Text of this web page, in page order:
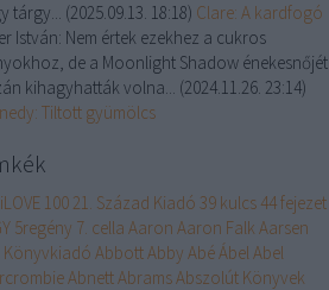
tárgy... (2025.09.13. 18:18) Clare: A kardfogó
István: Nem értek ezekhez a cukros
de a Moonlight Shadow énekesnőjét
kihagyhatták volna... (2024.11.26. 23:14)
Tiltott gyümölcs
100 21. Század Kiadó 39 kulcs 44 fejezet
5regény 7. cella Aaron Aaron Falk Aarsen
Könyvkiadó AbbottAbby AbéÁbelAbel
AbnettAbramsAbszolút Könyvek